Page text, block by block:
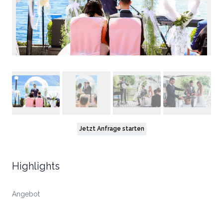
Jetzt Anfrage starten
Highlights
Angebot